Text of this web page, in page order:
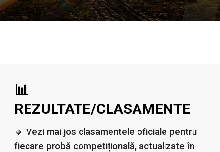
📊
REZULTATE/CLASAMENTE
🔸Vezi mai jos clasamentele oficiale pentru
fiecare probă competițională, actualizate în